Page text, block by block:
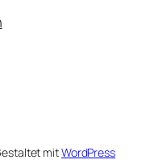
mitWordPress